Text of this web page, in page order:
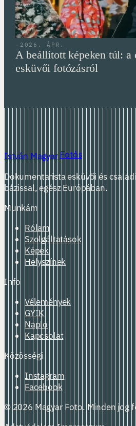
· 2026. ÁPR.
A beállított képeken túl: a
esküvői fotózásról
István MagyarFotós
Dokumentarista esküvői és
bázissal, egész Európában.
Munkám
Rólam
Szolgáltatások
Képek
Helyszínek
Info
Vélemények
GYIK
Napló
Kapcsolat
Közösségi
Instagram
Facebook
© 2026 Magyar Foto. Minden jog